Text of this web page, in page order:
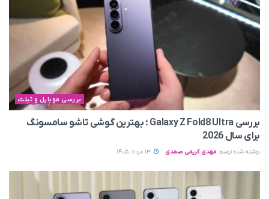
بررسی موبایل و تبلت
بررسی Galaxy Z Fold8 Ultra ؛ بهترین گوشی تاشو سامسونگ
برای سال 2026
نوشته شده توسط مهدی کریمی صمدی